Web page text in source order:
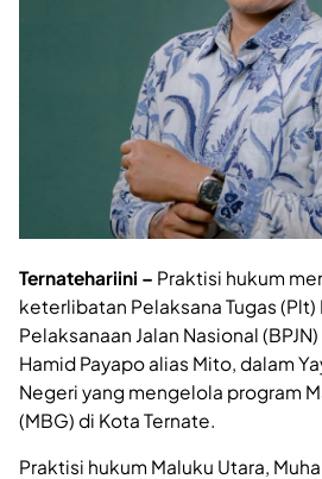
Ternatehariini – Praktisi hukum
keterlibatan Pelaksana Tugas (Plt)
Pelaksanaan Jalan Nasional
Hamid Payapo alias Mito, dalam
Negeri yang mengelola program
(MBG) di Kota Ternate.
Praktisi hukum Maluku Utara,